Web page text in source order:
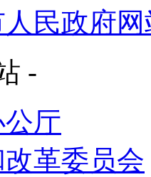
民政府网
-
厅
革委员会